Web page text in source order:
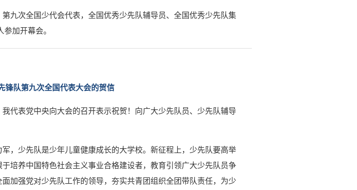
九次全国少代会代表，全国优秀少先队辅导员、全国优秀少先队集
加开幕会。
锋队第九次全国代表大会的贺信
代表党中央向大会的召开表示祝贺！向广大少先队员、少先队辅导
，少先队是少年儿童健康成长的大学校。新征程上，少先队要高举
培养中国特色社会主义事业合格建设者，教育引领广大少先队员争
加强党对少先队工作的领导，夯实共青团组织全团带队责任，为少